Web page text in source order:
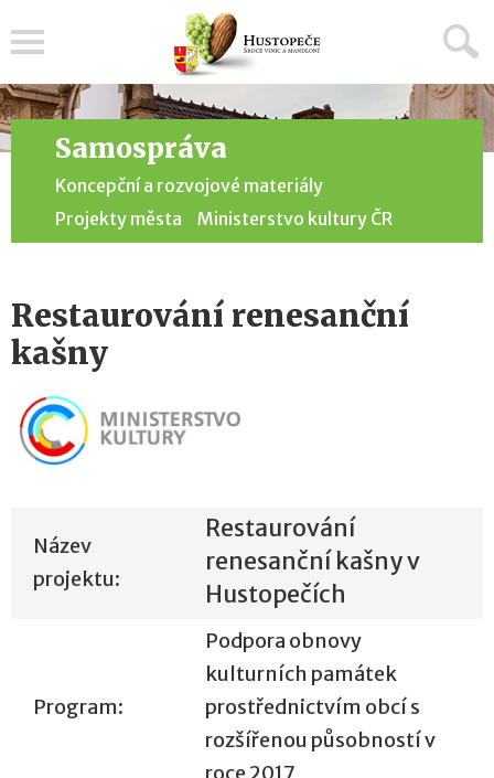
Samospráva
Koncepční a rozvojové materiály
Projekty města
Ministerstvo kultury ČR
Restaurování renesanční
kašny
Název
projektu:
Restaurování
renesanční kašny v
Hustopečích
Program:
Podpora obnovy
kulturních památek
prostřednictvím obcí s
rozšířenou působností v